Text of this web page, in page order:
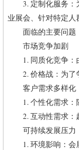
3. 定制化服务
业展会、针对特定人
面临的主要问题
市场竞争加剧
1. 同质化竞争
2. 价格战：为
客户需求多样化
1. 个性化需求
2. 互动性需求
可持续发展压力
1. 环境影响：